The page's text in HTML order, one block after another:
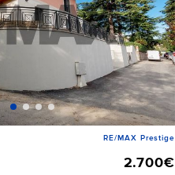
RE/MAX Prestige
2.700€